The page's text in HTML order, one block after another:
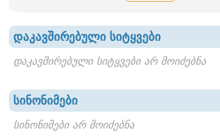
დაკავშირებული სიტყვები
დაკავშირებული სიტყვები არ მოიძებნა
სინონიმები
სინონიმები არ მოიძებნა